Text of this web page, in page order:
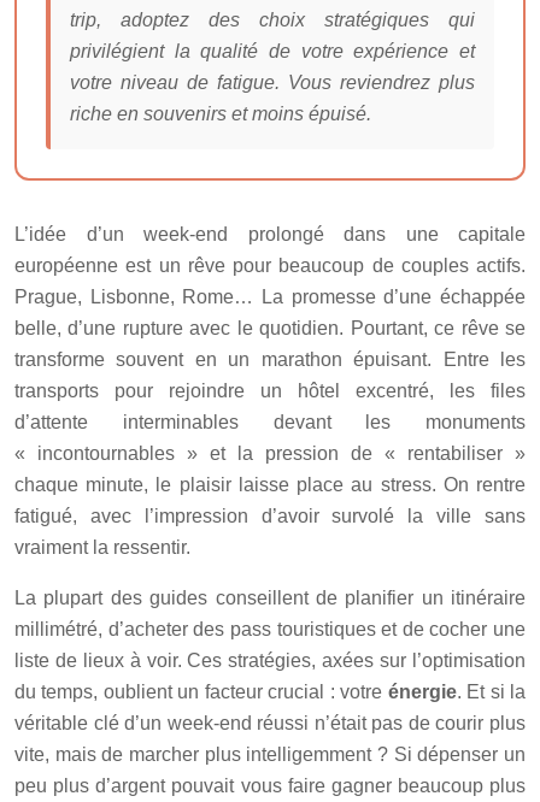
trip, adoptez des choix stratégiques qui
privilégient la qualité de votre expérience et
votre niveau de fatigue. Vous reviendrez plus
riche en souvenirs et moins épuisé.
L’idée d’un week-end prolongé dans une capitale
européenne est un rêve pour beaucoup de couples actifs.
Prague, Lisbonne, Rome… La promesse d’une échappée
belle, d’une rupture avec le quotidien. Pourtant, ce rêve se
transforme souvent en un marathon épuisant. Entre les
transports pour rejoindre un hôtel excentré, les files
d’attente interminables devant les monuments
« incontournables » et la pression de « rentabiliser »
chaque minute, le plaisir laisse place au stress. On rentre
fatigué, avec l’impression d’avoir survolé la ville sans
vraiment la ressentir.
La plupart des guides conseillent de planifier un itinéraire
millimétré, d’acheter des pass touristiques et de cocher une
liste de lieux à voir. Ces stratégies, axées sur l’optimisation
du temps, oublient un facteur crucial : votre énergie. Et si la
véritable clé d’un week-end réussi n’était pas de courir plus
vite, mais de marcher plus intelligemment ? Si dépenser un
peu plus d’argent pouvait vous faire gagner beaucoup plus